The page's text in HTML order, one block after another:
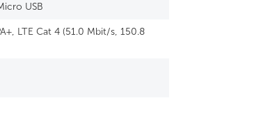
USB
LTE Cat 4 (51.0 Mbit/s, 150.8